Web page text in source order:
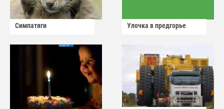
Симпатяги Улочка в предгорье